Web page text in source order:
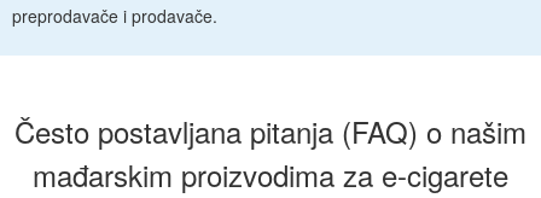
preprodavače i prodavače.
Često postavljana pitanja (FAQ) o našim
mađarskim proizvodima za e-cigarete